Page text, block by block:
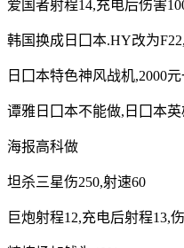
爱国者射程14,充电后伤害
韩国换成日囗本.HY改为
日囗本特色神风战机,2000
谭雅日囗本不能做,日囗本英
海报高科做
坦杀三星伤250,射速60
巨炮射程12,充电后射程13,